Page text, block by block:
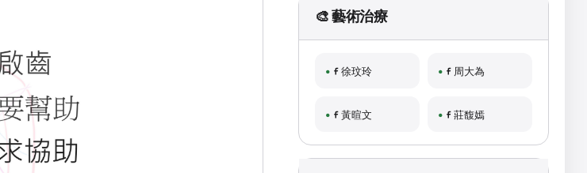
🎨 藝術治療
徐玟玲 周大為
黃暄文 莊馥嫣